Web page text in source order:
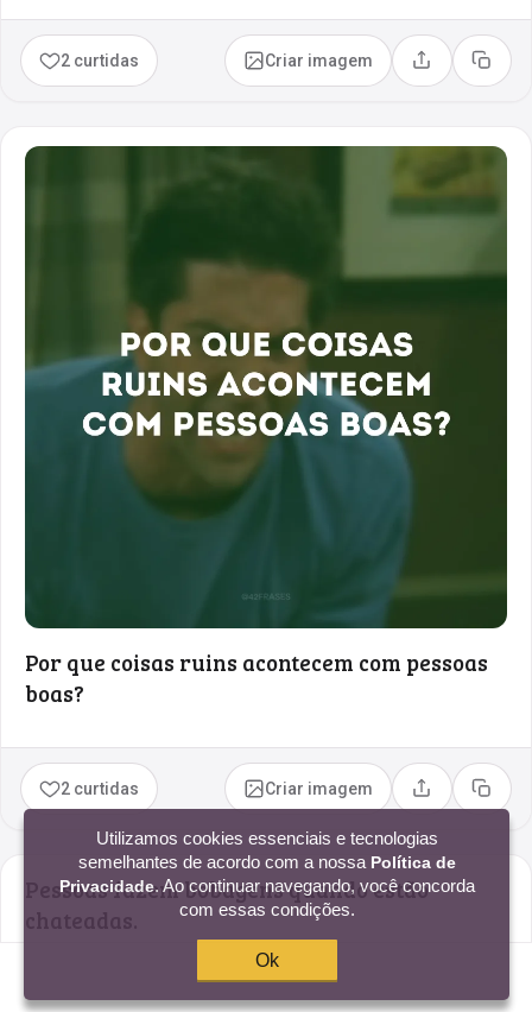
2 curtidas Criar imagem Compartilhar
Copiar
Por que coisas ruins acontecem com pessoas
boas?
2 curtidas Criar imagem Compartilhar
Copiar
Pessoas fazem bobagens quando estão
Utilizamos cookies essenciais e tecnologias
semelhantes de acordo com a nossa Política de
Privacidade. Ao continuar navegando, você concorda
com essas condições.
Ok